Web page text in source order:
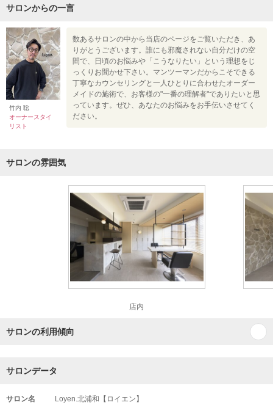
サロンからの一言
竹内 聡
オーナースタイ
リスト
数あるサロンの中から当店のページをご覧いただき、あ
りがとうございます。誰にも邪魔されない自分だけの空
間で、日頃のお悩みや「こうなりたい」という理想をじ
っくりお聞かせ下さい。マンツーマンだからこそできる
丁寧なカウンセリングと一人ひとりに合わせたオーダー
メイドの施術で、お客様の"一番の理解者"でありたいと思
っています。ぜひ、あなたのお悩みをお手伝いさせてく
ださい。
サロンの雰囲気
店内
サロンの利用傾向
サロンデータ
サロン名
Loyen.北浦和【ロイエン】